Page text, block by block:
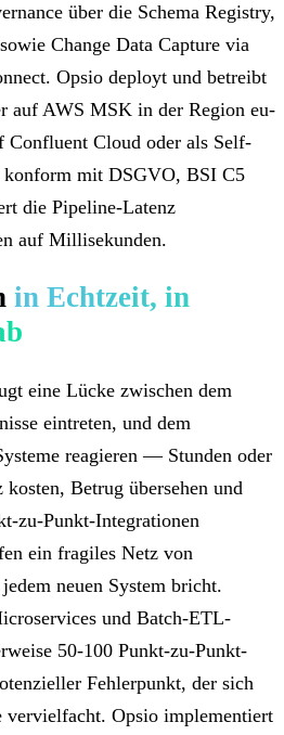
über die Schema Registry,
Change Data Capture via
Opsio deployt und betreibt
auf AWS MSK in der Region eu-
Confluent Cloud oder als Self-
mit DSGVO, BSI C5
die Pipeline-Latenz
auf Millisekunden.
in Echtzeit, in
eine Lücke zwischen dem
eintreten, und dem
reagieren — Stunden oder
Betrug übersehen und
zu-Punkt-Integrationen
ein fragiles Netz von
neuen System bricht.
und Batch-ETL-
50-100 Punkt-zu-Punkt-
Fehlerpunkt, der sich
vervielfacht. Opsio implementiert